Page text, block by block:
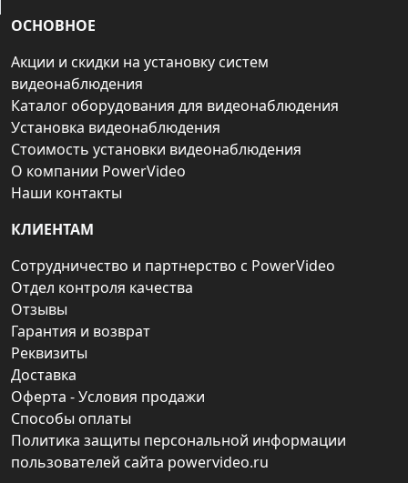
ОСНОВНОЕ
Акции и скидки на установку систем
видеонаблюдения
Каталог оборудования для видеонаблюдения
Установка видеонаблюдения
Стоимость установки видеонаблюдения
О компании PowerVideo
Наши контакты
КЛИЕНТАМ
Сотрудничество и партнерство с PowerVideo
Отдел контроля качества
Отзывы
Гарантия и возврат
Реквизиты
Доставка
Оферта - Условия продажи
Способы оплаты
Политика защиты персональной информации
пользователей сайта powervideo.ru